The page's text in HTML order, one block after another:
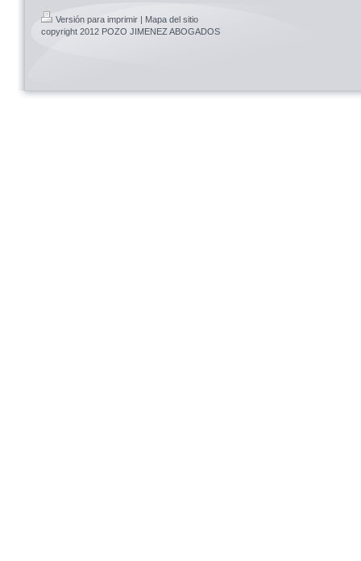
Versión para imprimir | Mapa del sitio
copyright 2012 POZO JIMENEZ ABOGADOS